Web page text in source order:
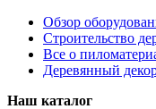
Обзор
Строительство
Все о
Деревянный
Наш каталог